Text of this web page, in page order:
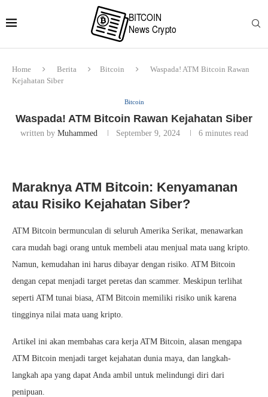
Home Berita Bitcoin
Waspada! ATM Bitcoin Rawan
Kejahatan Siber
Bitcoin
Waspada! ATM Bitcoin Rawan Kejahatan Siber
written by Muhammed September 9, 2024 6 minutes read
Maraknya ATM Bitcoin: Kenyamanan
atau Risiko Kejahatan Siber?
ATM Bitcoin bermunculan di seluruh Amerika Serikat, menawarkan
cara mudah bagi orang untuk membeli atau menjual mata uang kripto.
Namun, kemudahan ini harus dibayar dengan risiko. ATM Bitcoin
dengan cepat menjadi target peretas dan scammer. Meskipun terlihat
seperti ATM tunai biasa, ATM Bitcoin memiliki risiko unik karena
tingginya nilai mata uang kripto.
Artikel ini akan membahas cara kerja ATM Bitcoin, alasan mengapa
ATM Bitcoin menjadi target kejahatan dunia maya, dan langkah-
langkah apa yang dapat Anda ambil untuk melindungi diri dari
penipuan.